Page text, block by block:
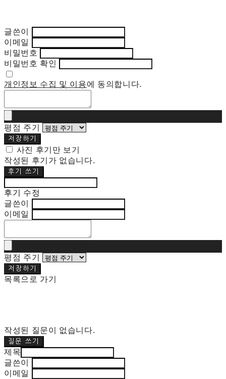
글쓴이
이메일
비밀번호
비밀번호 확인
개인정보 수집 및 이용에 동의합니다.
평점 주기
저장하기
사진 후기만 보기
작성된 후기가 없습니다.
후기 쓰기
후기 수정
글쓴이
이메일
평점 주기
저장하기
목록으로 가기
작성된 질문이 없습니다.
질문 쓰기
제목
글쓴이
이메일